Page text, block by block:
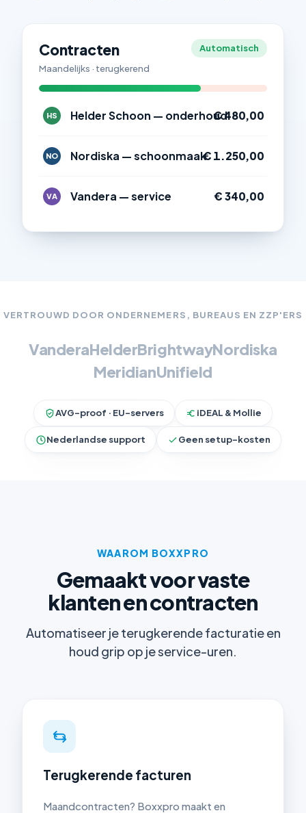
Contracten
Maandelijks · terugkerend
Automatisch
HS Helder Schoon — onderhoud€ 480,00
NO Nordiska — schoonmaak€ 1.250,00
VA Vandera — service € 340,00
VERTROUWD DOOR ONDERNEMERS, BUREAUS EN ZZP'ERS
VanderaHelderBrightwayNordiska
MeridianUnifield
AVG-proof · EU-servers iDEAL & Mollie
Nederlandse support Geen setup-kosten
WAAROM BOXXPRO
Gemaakt voor vaste
klanten en contracten
Automatiseer je terugkerende facturatie en
houd grip op je service-uren.
Terugkerende facturen
Maandcontracten? Boxxpro maakt en